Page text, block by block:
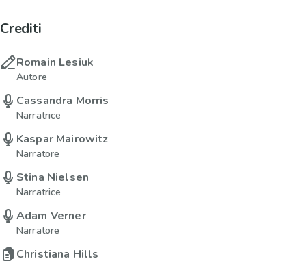
Crediti
Romain Lesiuk
Autore
Cassandra Morris
Narratrice
Kaspar Mairowitz
Narratore
Stina Nielsen
Narratrice
Adam Verner
Narratore
Christiana Hills